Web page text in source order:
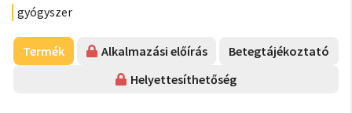
gyógyszer
Termék Alkalmazási előírás
Betegtájékoztató
Helyettesíthetőség